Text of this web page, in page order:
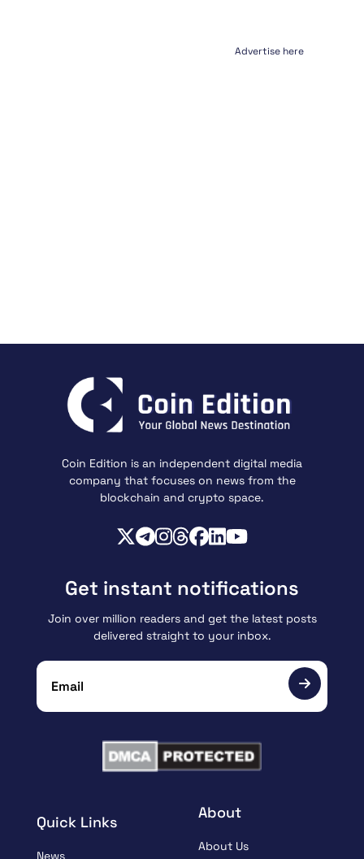
Advertise here
Coin Edition is an independent digital media
company that focuses on news from the
blockchain and crypto space.
Quick Links
News
About
About Us
Get instant notifications
Join over million readers and get the latest posts
delivered straight to your inbox.